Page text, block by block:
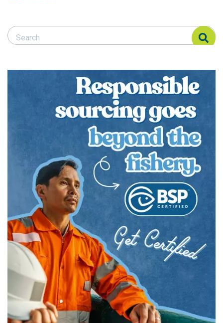
Search Responsible Seafood Advocate
Search Responsible Seafood Advocate